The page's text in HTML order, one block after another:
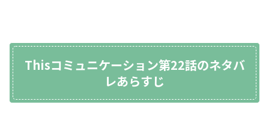
Thisコミュニケーション第22話のネタバ
レあらすじ